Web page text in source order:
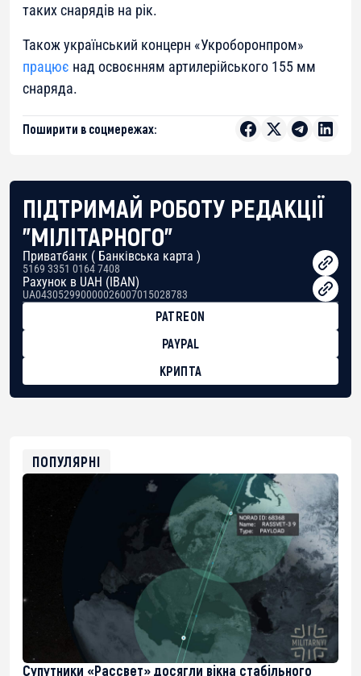
таких снарядів на рік.
Також український концерн «Укроборонпром»
працює над освоєнням артилерійського 155 мм
снаряда.
Поширити в соцмережах:
ПІДТРИМАЙ РОБОТУ РЕДАКЦІЇ
"МІЛІТАРНОГО"
Приватбанк ( Банківська карта )
5169 3351 0164 7408
Рахунок в UAH (IBAN)
UA043052990000026007015028783
PATREON
PAYPAL
КРИПТА
0xfD02863D3289416fcF50975c9DFda13623f97758
ПОПУЛЯРНІ
Супутники «Рассвет» досягли вікна стабільного